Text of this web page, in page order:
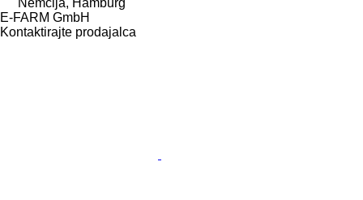
Nemčija, Hamburg
E-FARM GmbH
Kontaktirajte prodajalca